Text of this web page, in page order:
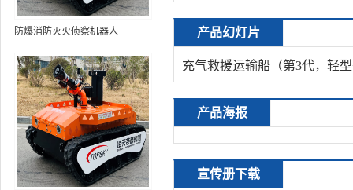
防爆消防灭火侦察机器人 产品幻灯片
充气救援运输船（第3代，轻
产品海报
宣传册下载